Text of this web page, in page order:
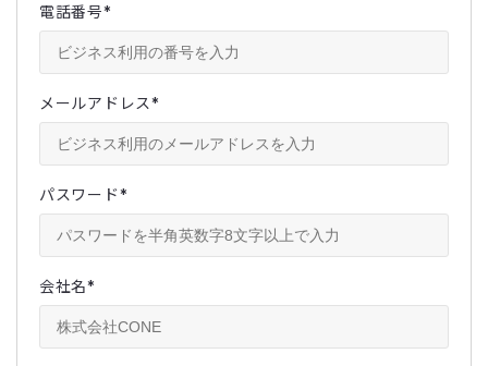
電話番号*
メールアドレス*
パスワード*
会社名*